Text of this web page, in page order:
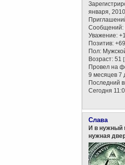
января,
Сообщений:
Уважение:
Позитив:
Пол:
Возраст: 51
Провел на
9 месяцев 7
Последний
Сегодня
Слава
И в нужный
нужная